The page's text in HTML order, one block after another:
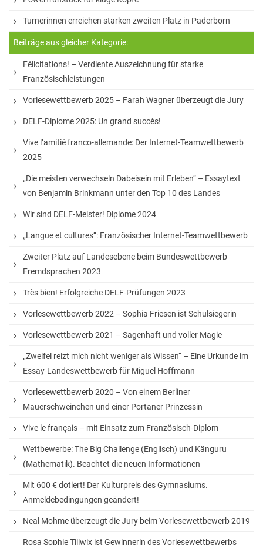
Sprachen
Informatik
Sport
Musik
Mathematik
Erdkunde
Veranstaltungen
Bildungsabende
Konzerte
Tag der offenen Tür
Schulfest
Kammerchor
AGs
Musik
Sport
Theater
Umwelt
Spanisch-AG
Turnerinnen erreichen starken zweiten Platz in Paderborn
Beiträge aus gleicher Kategorie:
Félicitations! – Verdiente Auszeichnung für starke
Französischleistungen
Vorlesewettbewerb 2025 – Farah Wagner überzeugt die Jury
DELF-Diplome 2025: Un grand succès!
Vive l’amitié franco-allemande: Der Internet-Teamwettbewerb
2025
„Die meisten verwechseln Dabeisein mit Erleben“ – Essaytext
von Benjamin Brinkmann unter den Top 10 des Landes
Wir sind DELF-Meister! Diplome 2024
„Langue et cultures“: Französischer Internet-Teamwettbewerb
Zweiter Platz auf Landesebene beim Bundeswettbewerb
Fremdsprachen 2023
Très bien! Erfolgreiche DELF-Prüfungen 2023
Vorlesewettbewerb 2022 – Sophia Friesen ist Schulsiegerin
Vorlesewettbewerb 2021 – Sagenhaft und voller Magie
„Zweifel reizt mich nicht weniger als Wissen“ – Eine Urkunde im
Essay-Landeswettbewerb für Miguel Hoffmann
Vorlesewettbewerb 2020 – Von einem Berliner
Mauerschweinchen und einer Portaner Prinzessin
Vive le français – mit Einsatz zum Französisch-Diplom
Wettbewerbe: The Big Challenge (Englisch) und Känguru
(Mathematik). Beachtet die neuen Informationen
Mit 600 € dotiert! Der Kulturpreis des Gymnasiums.
Anmeldebedingungen geändert!
Neal Mohme überzeugt die Jury beim Vorlesewettbewerb 2019
Rosa Sophie Tillwix ist Gewinnerin des Vorlesewettbewerbs